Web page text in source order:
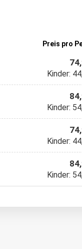
Preis pro
Kinder:
Kinder:
Kinder:
Kinder: